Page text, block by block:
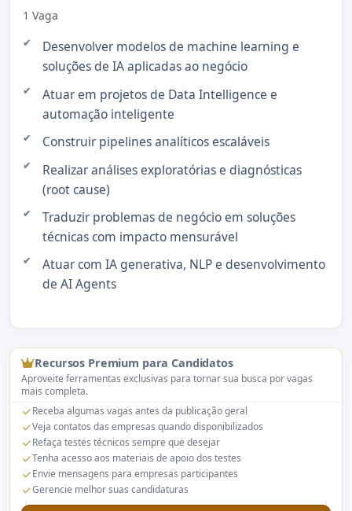
1 Vaga
Desenvolver modelos de machine learning e
soluções de IA aplicadas ao negócio
Atuar em projetos de Data Intelligence e
automação inteligente
Construir pipelines analíticos escaláveis
Realizar análises exploratórias e diagnósticas
(root cause)
Traduzir problemas de negócio em soluções
técnicas com impacto mensurável
Atuar com IA generativa, NLP e desenvolvimento
de AI Agents
Recursos Premium para Candidatos
Aproveite ferramentas exclusivas para tornar sua busca por vagas
mais completa.
Receba algumas vagas antes da publicação geral
Veja contatos das empresas quando disponibilizados
Refaça testes técnicos sempre que desejar
Tenha acesso aos materiais de apoio dos testes
Envie mensagens para empresas participantes
Gerencie melhor suas candidaturas